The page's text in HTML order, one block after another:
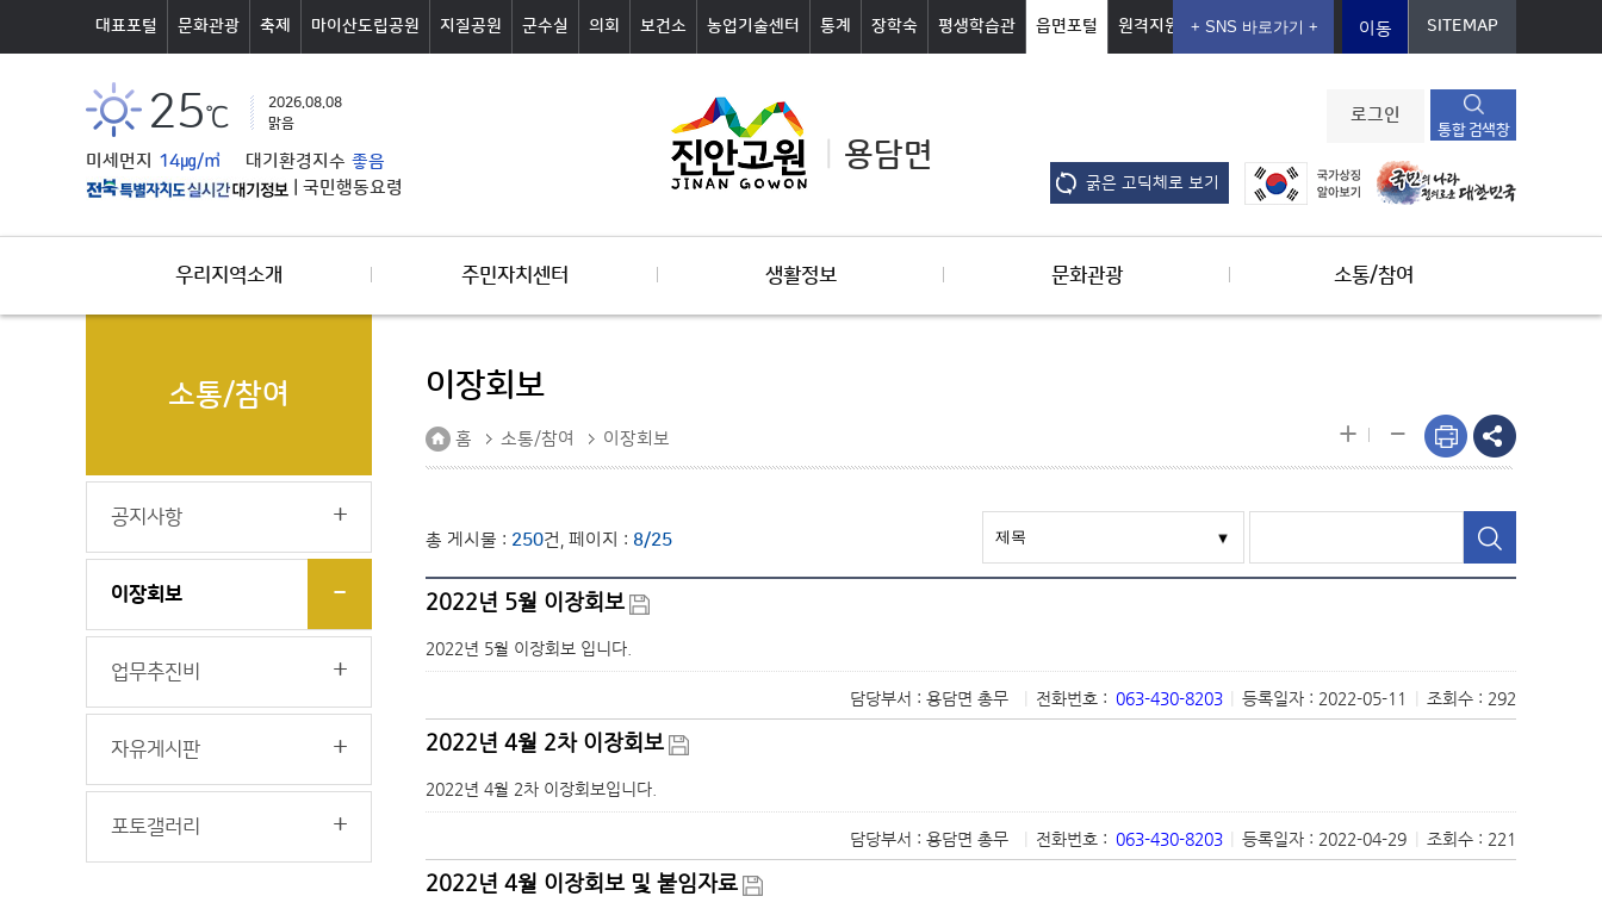
대표포털 문화관광 축제 마이산도립공원 지질공원 군수실 의회 보건소 농업기술센터 통계 장학숙 평생학습관 읍면포털 원격지원 이동 SITEMAP
25℃
2026.08.08
맑음
미세먼지 14㎍/㎥ 대기환경지수 좋음
국민행동요령
용담면
로그인
통합 검색창
굵은 고딕체로 보기
우리지역소개 주민자치센터 생활정보 문화관광 소통/참여
소통/참여
공지사항
이장회보
업무추진비
자유게시판
포토갤러리
이장회보
홈 소통/참여 이장회보 + -
총 게시물 : 250건, 페이지 : 8/25
2022년 5월 이장회보
2022년 5월 이장회보 입니다.
담당부서 : 용담면 총무 전화번호 : 063-430-8203 등록일자 : 2022-05-11 조회수 : 292
2022년 4월 2차 이장회보
2022년 4월 2차 이장회보입니다.
담당부서 : 용담면 총무 전화번호 : 063-430-8203 등록일자 : 2022-04-29 조회수 : 221
2022년 4월 이장회보 및 붙임자료